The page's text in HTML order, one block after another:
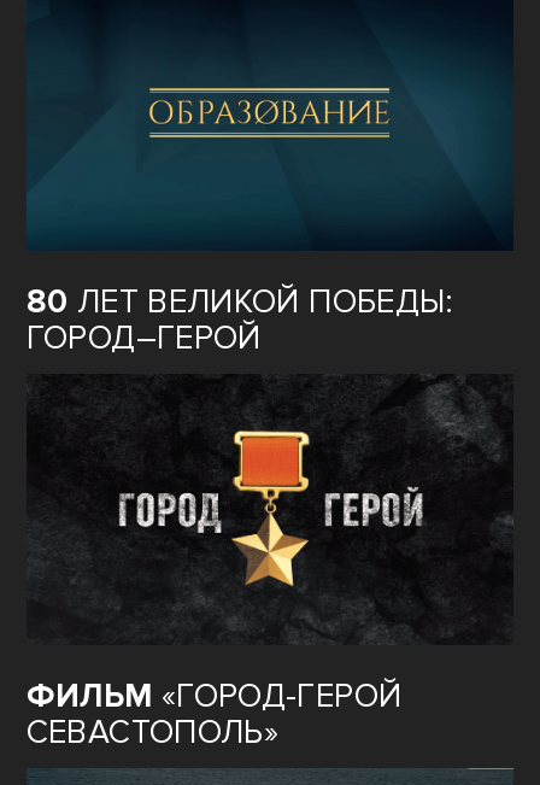
80 ЛЕТ ВЕЛИКОЙ ПОБЕДЫ:
ГОРОД–ГЕРОЙ
ФИЛЬМ «ГОРОД-ГЕРОЙ
СЕВАСТОПОЛЬ»